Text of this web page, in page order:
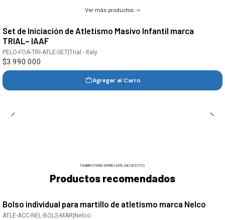
Ver más productos
Set de Iniciación de Atletismo Masivo Infantil marca
TRIAL– IAAF
PELO-FOA-TRI-ATLE-SET |Trial - Italy
$3.990.000
Agregar al Carro
TAMBIÉN PODRÍA INTERESARTE UNO DE ESTOS
Productos recomendados
Bolso individual para martillo de atletismo marca Nelco
ATLE-ACC-NEL-BOLS-MAR Nelco